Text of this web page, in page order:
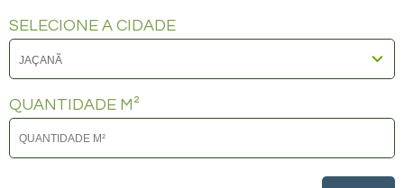
SELECIONE A CIDADE
QUANTIDADE M²